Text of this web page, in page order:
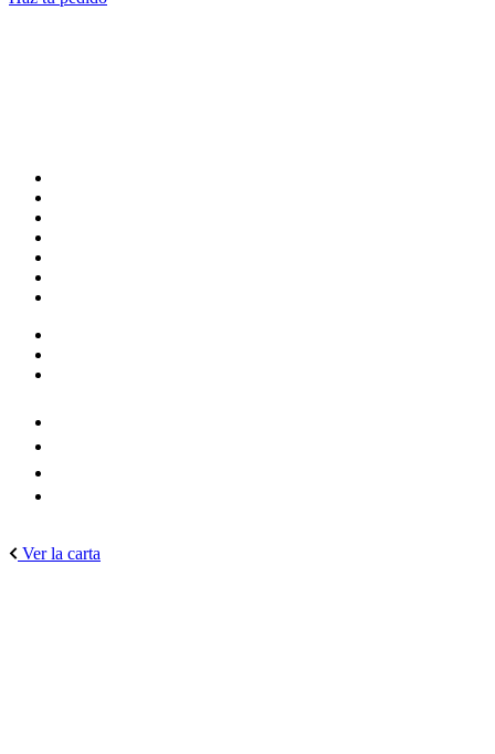
Ver la carta